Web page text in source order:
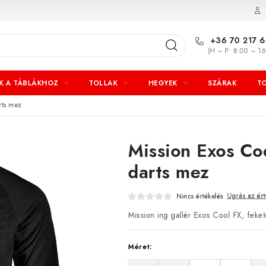
+36 70 217
(H – P: 8:00 –
A TÁBLÁKHOZ TOLLAK HEGYEK SZÁRAK
mez
Mission Exos
darts mez
Nincs értékelés Ugrás az
Mission ing gallér Exos Cool FX,
Méret: